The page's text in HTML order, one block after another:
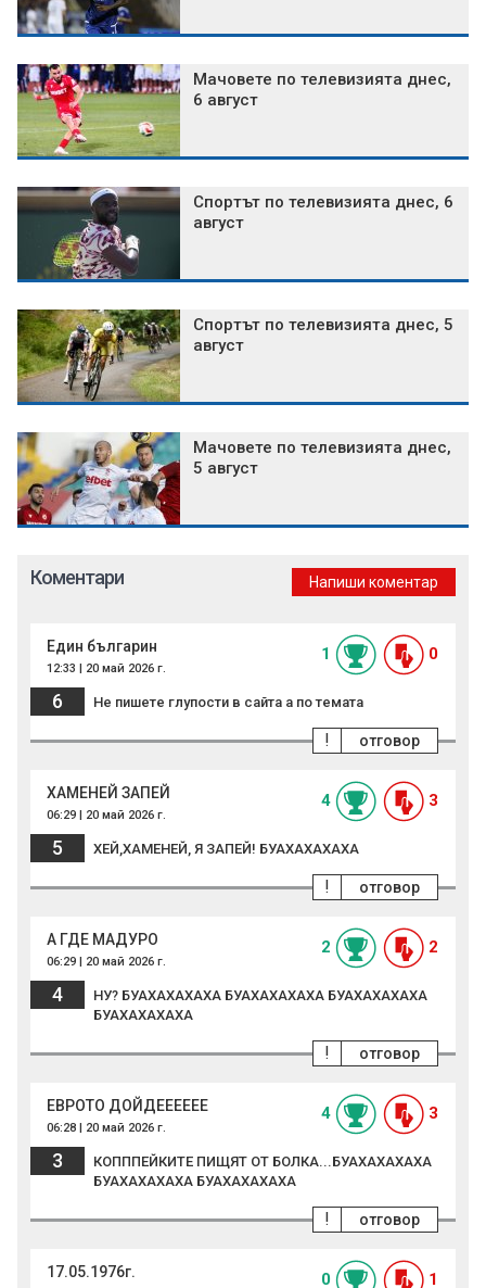
Мачовете по телевизията днес,
6 август
Спортът по телевизията днес, 6
август
Спортът по телевизията днес, 5
август
Мачовете по телевизията днес,
5 август
Коментари Напиши коментар
Един българин
12:33 | 20 май 2026 г.
1 0
6 Не пишете глупости в сайта а по темата
отговор
!
ХАМЕНЕЙ ЗАПЕЙ
06:29 | 20 май 2026 г.
4 3
5 ХЕЙ,ХАМЕНЕЙ, Я ЗАПЕЙ! БУАХАХАХАХА
отговор
!
А ГДЕ МАДУРО
06:29 | 20 май 2026 г.
2 2
4
НУ? БУАХАХАХАХА БУАХАХАХАХА БУАХАХАХАХА
БУАХАХАХАХА
отговор
!
ЕВРОТО ДОЙДЕЕЕЕЕЕ
06:28 | 20 май 2026 г.
4 3
3
КОПППЕЙКИТЕ ПИЩЯТ ОТ БОЛКА...БУАХАХАХАХА
БУАХАХАХАХА БУАХАХАХАХА
отговор
!
17.05.1976г. 0 1